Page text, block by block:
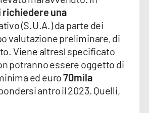
richiedere una
(S.U.A.) da parte dei
valutazione preliminare, di
Viene altresì specificato
potranno essere oggetto di
ed euro70mila
antro il 2023. Quelli,